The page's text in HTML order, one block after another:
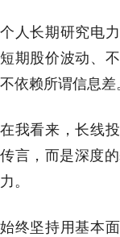
个人长期研究电
短期股价波动、
不依赖所谓信息差
在我看来，长线
传言，而是深度
力。
始终坚持用基本